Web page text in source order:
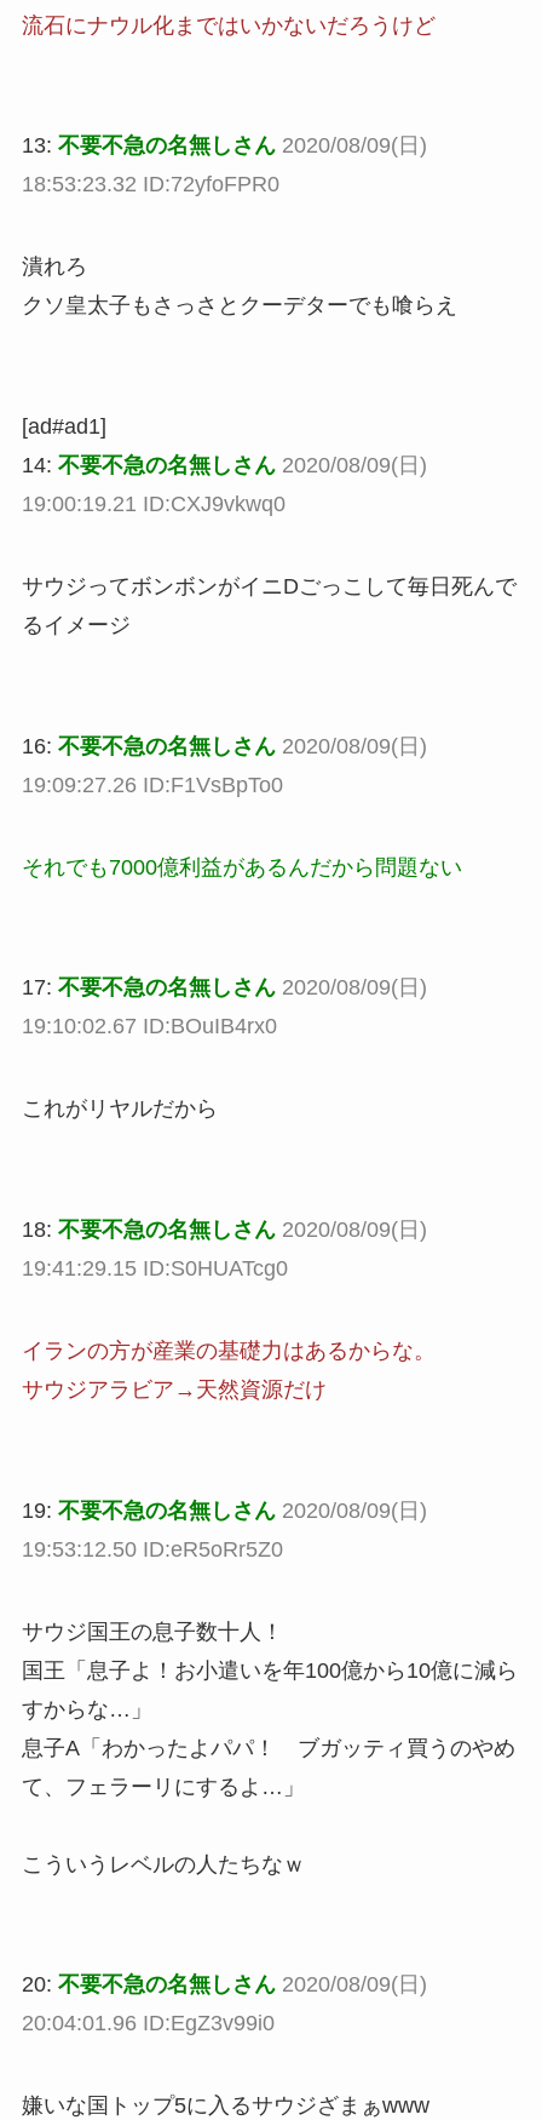
流石にナウル化まではいかないだろうけど
13: 不要不急の名無しさん 2020/08/09(日)
18:53:23.32 ID:72yfoFPR0
潰れろ
クソ皇太子もさっさとクーデターでも喰らえ
[ad#ad1]
14: 不要不急の名無しさん 2020/08/09(日)
19:00:19.21 ID:CXJ9vkwq0
サウジってボンボンがイニDごっこして毎日死んで
るイメージ
16: 不要不急の名無しさん 2020/08/09(日)
19:09:27.26 ID:F1VsBpTo0
それでも7000億利益があるんだから問題ない
17: 不要不急の名無しさん 2020/08/09(日)
19:10:02.67 ID:BOuIB4rx0
これがリヤルだから
18: 不要不急の名無しさん 2020/08/09(日)
19:41:29.15 ID:S0HUATcg0
イランの方が産業の基礎力はあるからな。
サウジアラビア→天然資源だけ
19: 不要不急の名無しさん 2020/08/09(日)
19:53:12.50 ID:eR5oRr5Z0
サウジ国王の息子数十人！
国王「息子よ！お小遣いを年100億から10億に減ら
すからな…」
息子A「わかったよパパ！ ブガッティ買うのやめ
て、フェラーリにするよ…」
こういうレベルの人たちなｗ
20: 不要不急の名無しさん 2020/08/09(日)
20:04:01.96 ID:EgZ3v99i0
嫌いな国トップ5に入るサウジざまぁwww